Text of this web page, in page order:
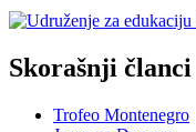
Skorašnji članci
Trofeo Montenegro